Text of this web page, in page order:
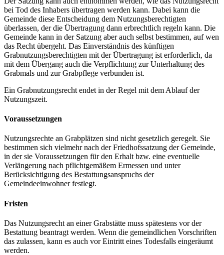
bei Tod des Inhabers übertragen werden kann. Dabei kann die
Gemeinde diese Entscheidung dem Nutzungsberechtigten
überlassen, der die Übertragung dann erbrechtlich regeln kann. Die
Gemeinde kann in der Satzung aber auch selbst bestimmen, auf wen
das Recht übergeht. Das Einverständnis des künftigen
Grabnutzungsberechtigten mit der Übertragung ist erforderlich, da
mit dem Übergang auch die Verpflichtung zur Unterhaltung des
Grabmals und zur Grabpflege verbunden ist.
Ein Grabnutzungsrecht endet in der Regel mit dem Ablauf der
Nutzungszeit.
Voraussetzungen
Nutzungsrechte an Grabplätzen sind nicht gesetzlich geregelt. Sie
bestimmen sich vielmehr nach der Friedhofssatzung der Gemeinde,
in der sie Voraussetzungen für den Erhalt bzw. eine eventuelle
Verlängerung nach pflichtgemäßem Ermessen und unter
Berücksichtigung des Bestattungsanspruchs der
Gemeindeeinwohner festlegt.
Fristen
Das Nutzungsrecht an einer Grabstätte muss spätestens vor der
Bestattung beantragt werden. Wenn die gemeindlichen Vorschriften
das zulassen, kann es auch vor Eintritt eines Todesfalls eingeräumt
werden.